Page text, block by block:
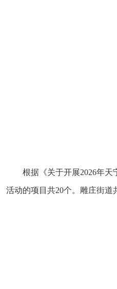
根据《关于开展2026年
活动的项目共20个。雕庄街道